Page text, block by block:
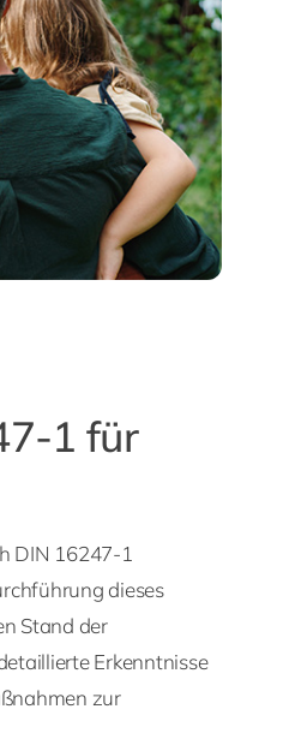
1 für
DIN 16247-1
dieses
Stand der
Erkenntnisse
zur